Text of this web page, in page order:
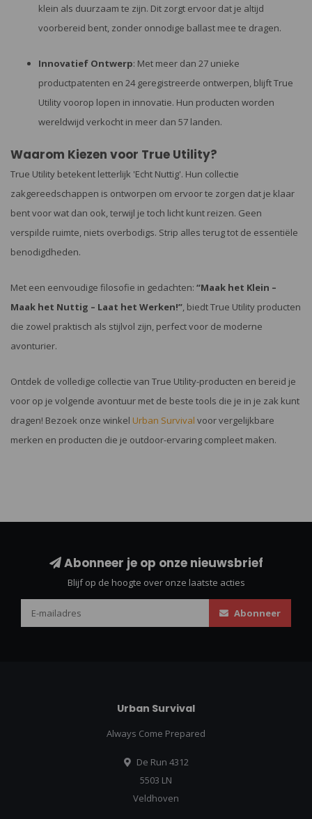
klein als duurzaam te zijn. Dit zorgt ervoor dat je altijd
voorbereid bent, zonder onnodige ballast mee te dragen.
Innovatief Ontwerp: Met meer dan 27 unieke
productpatenten en 24 geregistreerde ontwerpen, blijft True
Utility voorop lopen in innovatie. Hun producten worden
wereldwijd verkocht in meer dan 57 landen.
Waarom Kiezen voor True Utility?
True Utility betekent letterlijk 'Echt Nuttig'. Hun collectie
zakgereedschappen is ontworpen om ervoor te zorgen dat je klaar
bent voor wat dan ook, terwijl je toch licht kunt reizen. Geen
verspilde ruimte, niets overbodigs. Strip alles terug tot de essentiële
benodigdheden.
Met een eenvoudige filosofie in gedachten: “Maak het Klein –
Maak het Nuttig – Laat het Werken!”, biedt True Utility producten
die zowel praktisch als stijlvol zijn, perfect voor de moderne
avonturier.
Ontdek de volledige collectie van True Utility-producten en bereid je
voor op je volgende avontuur met de beste tools die je in je zak kunt
dragen! Bezoek onze winkel Urban Survival voor vergelijkbare
merken en producten die je outdoor-ervaring compleet maken.
Abonneer je op onze nieuwsbrief
Blijf op de hoogte over onze laatste acties
Abonneer
Urban Survival
Always Come Prepared
De Run 4312
5503 LN
Veldhoven